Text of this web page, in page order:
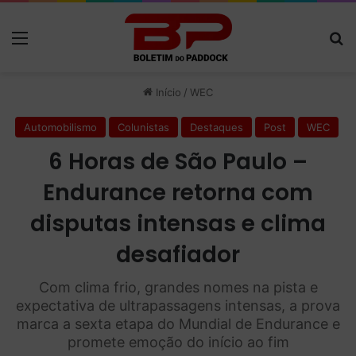
Início / WEC
Automobilismo Colunistas Destaques Post WEC
6 Horas de São Paulo –
Endurance retorna com
disputas intensas e clima
desafiador
Com clima frio, grandes nomes na pista e
expectativa de ultrapassagens intensas, a prova
marca a sexta etapa do Mundial de Endurance e
promete emoção do início ao fim